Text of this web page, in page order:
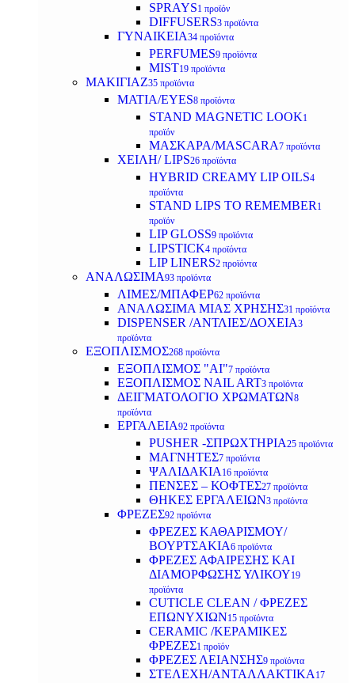
SPRAYS1 προϊόν
DIFFUSERS3 προϊόντα
ΓΥΝΑΙΚΕΙΑ34 προϊόντα
PERFUMES9 προϊόντα
MIST19 προϊόντα
ΜΑΚΙΓΙΑΖ35 προϊόντα
ΜΑΤΙΑ/EYES8 προϊόντα
STAND MAGNETIC LOOK1
προϊόν
ΜΑΣΚΑΡΑ/MASCARA7 προϊόντα
ΧΕΙΛΗ/ LIPS26 προϊόντα
HYBRID CREAMY LIP OILS4
προϊόντα
STAND LIPS TO REMEMBER 1
προϊόν
LIP GLOSS9 προϊόντα
LIPSTICK4 προϊόντα
LIP LINERS2 προϊόντα
ΑΝΑΛΩΣΙΜΑ93 προϊόντα
ΛΙΜΕΣ/ΜΠΑΦΕΡ62 προϊόντα
ΑΝΑΛΩΣΙΜΑ ΜΙΑΣ ΧΡΗΣΗΣ31 προϊόντα
DISPENSER /ΑΝΤΛΙΕΣ/ΔΟΧΕΙΑ3
προϊόντα
ΕΞΟΠΛΙΣΜΟΣ268 προϊόντα
ΕΞΟΠΛΙΣΜΟΣ "AI"7 προϊόντα
ΕΞΟΠΛΙΣΜΟΣ NAIL ART3 προϊόντα
ΔΕΙΓΜΑΤΟΛΟΓΙΟ ΧΡΩΜΑΤΩΝ8
προϊόντα
ΕΡΓΑΛΕΙΑ92 προϊόντα
PUSHER -ΣΠΡΩΧΤΗΡΙΑ25 προϊόντα
ΜΑΓΝΗΤΕΣ7 προϊόντα
ΨΑΛΙΔΑΚΙΑ 16 προϊόντα
ΠΕΝΣΕΣ – ΚΟΦΤΕΣ27 προϊόντα
ΘΗΚΕΣ ΕΡΓΑΛΕΙΩΝ3 προϊόντα
ΦΡΕΖΕΣ92 προϊόντα
ΦΡΕΖΕΣ ΚΑΘΑΡΙΣΜΟΥ/
ΒΟΥΡΤΣΑΚΙΑ6 προϊόντα
ΦΡΕΖΕΣ ΑΦΑΙΡΕΣΗΣ ΚΑΙ
ΔΙΑΜΟΡΦΩΣΗΣ ΥΛΙΚΟΥ19
προϊόντα
CUTICLE CLEAN / ΦΡΕΖΕΣ
ΕΠΩΝΥΧΙΩΝ15 προϊόντα
CERAMIC /ΚΕΡΑΜΙΚΕΣ
ΦΡΕΖΕΣ1 προϊόν
ΦΡΕΖΕΣ ΛΕΙΑΝΣΗΣ9 προϊόντα
ΣΤΕΛΕΧΗ/ΑΝΤΑΛΛΑΚΤΙΚΑ 17